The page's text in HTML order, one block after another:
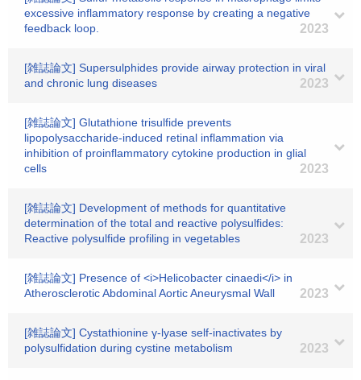
excessive inflammatory response by creating a negative
feedback loop.
2023
[雑誌論文] Supersulphides provide airway protection in viral
and chronic lung diseases
2023
[雑誌論文] Glutathione trisulfide prevents
lipopolysaccharide-induced retinal inflammation via
inhibition of proinflammatory cytokine production in glial
cells
2023
[雑誌論文] Development of methods for quantitative
determination of the total and reactive polysulfides:
Reactive polysulfide profiling in vegetables
2023
[雑誌論文] Presence of <i>Helicobacter cinaedi</i> in
Atherosclerotic Abdominal Aortic Aneurysmal Wall
2023
[雑誌論文] Cystathionine γ-lyase self-inactivates by
polysulfidation during cystine metabolism
2023